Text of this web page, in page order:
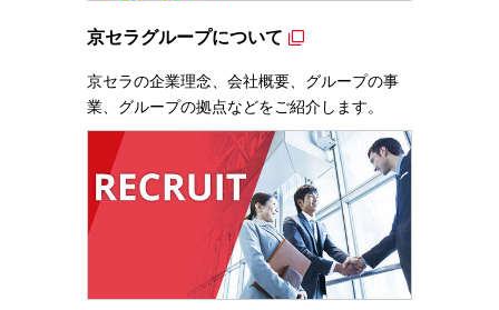
京セラグループについて
京セラの企業理念、会社概要、グループの事
業、グループの拠点などをご紹介します。